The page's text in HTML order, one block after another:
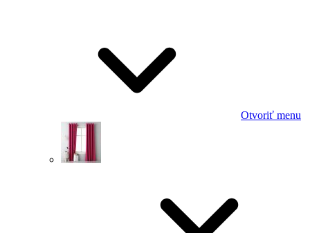
Otvoriť menu